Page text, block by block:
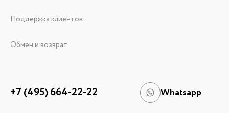
Поддержка клиентов
Обмен и возврат
+7 (495) 664-22-22 Whatsapp